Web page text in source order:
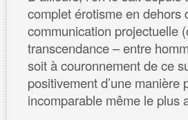
complet érotisme en dehors
communication projectuelle
transcendance – entre
soit à couronnement de ce
positivement d’une
incomparable même le plus